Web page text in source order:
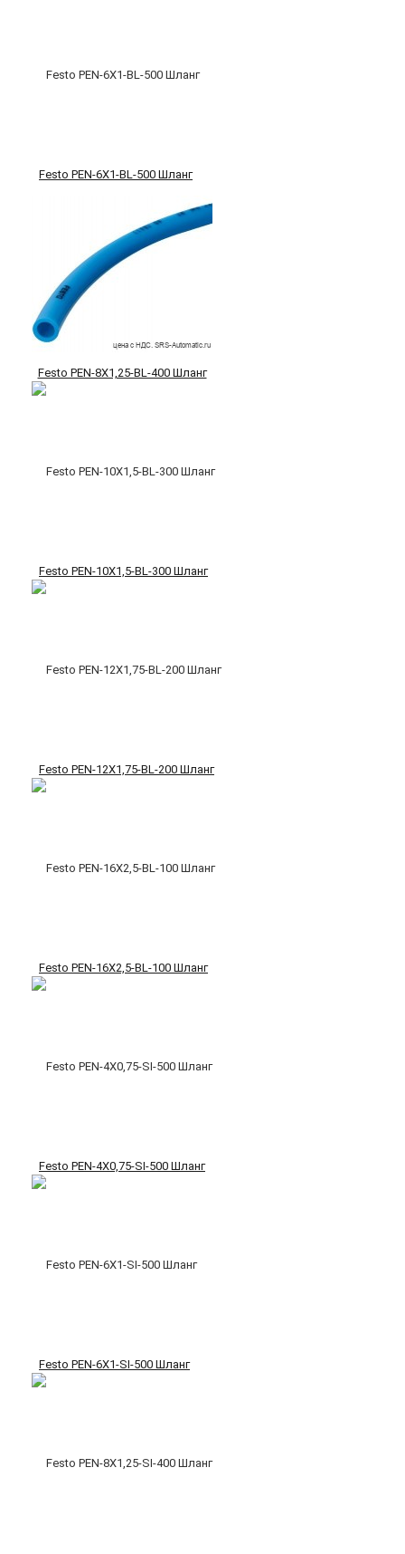
Festo PEN-6X1-BL-500 Шланг
Festo PEN-8X1,25-BL-400 Шланг
Festo PEN-10X1,5-BL-300 Шланг
Festo PEN-12X1,75-BL-200 Шланг
Festo PEN-16X2,5-BL-100 Шланг
Festo PEN-4X0,75-SI-500 Шланг
Festo PEN-6X1-SI-500 Шланг